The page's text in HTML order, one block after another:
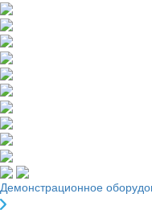
Демонстрационное